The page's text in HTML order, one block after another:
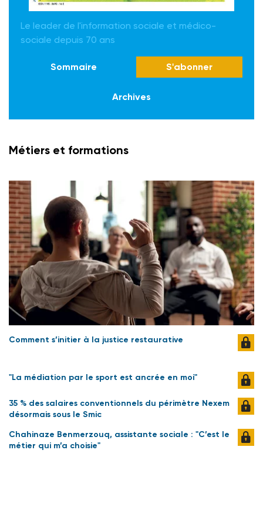
Le leader de l'information sociale et médico-
sociale depuis 70 ans
Sommaire S'abonner
Archives
Métiers et formations
Comment s’initier à la justice restaurative
"La médiation par le sport est ancrée en moi"
35 % des salaires conventionnels du périmètre Nexem
désormais sous le Smic
Chahinaze Benmerzouq, assistante sociale : "C’est le
métier qui m’a choisie"